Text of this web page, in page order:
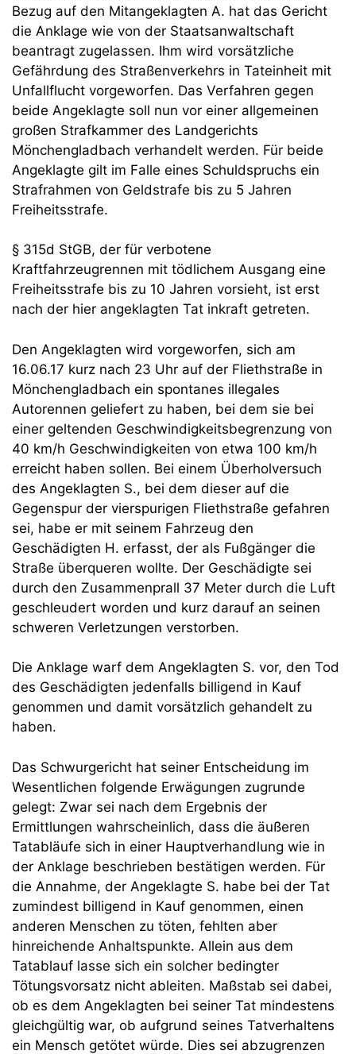
Bezug auf den Mitangeklagten A. hat das Gericht
die Anklage wie von der Staatsanwaltschaft
beantragt zugelassen. Ihm wird vorsätzliche
Gefährdung des Straßenverkehrs in Tateinheit mit
Unfallflucht vorgeworfen. Das Verfahren gegen
beide Angeklagte soll nun vor einer allgemeinen
großen Strafkammer des Landgerichts
Mönchengladbach verhandelt werden. Für beide
Angeklagte gilt im Falle eines Schuldspruchs ein
Strafrahmen von Geldstrafe bis zu 5 Jahren
Freiheitsstrafe.
§ 315d StGB, der für verbotene
Kraftfahrzeugrennen mit tödlichem Ausgang eine
Freiheitsstrafe bis zu 10 Jahren vorsieht, ist erst
nach der hier angeklagten Tat inkraft getreten.
Den Angeklagten wird vorgeworfen, sich am
16.06.17 kurz nach 23 Uhr auf der Fliethstraße in
Mönchengladbach ein spontanes illegales
Autorennen geliefert zu haben, bei dem sie bei
einer geltenden Geschwindigkeitsbegrenzung von
40 km/h Geschwindigkeiten von etwa 100 km/h
erreicht haben sollen. Bei einem Überholversuch
des Angeklagten S., bei dem dieser auf die
Gegenspur der vierspurigen Fliethstraße gefahren
sei, habe er mit seinem Fahrzeug den
Geschädigten H. erfasst, der als Fußgänger die
Straße überqueren wollte. Der Geschädigte sei
durch den Zusammenprall 37 Meter durch die Luft
geschleudert worden und kurz darauf an seinen
schweren Verletzungen verstorben.
Die Anklage warf dem Angeklagten S. vor, den Tod
des Geschädigten jedenfalls billigend in Kauf
genommen und damit vorsätzlich gehandelt zu
haben.
Das Schwurgericht hat seiner Entscheidung im
Wesentlichen folgende Erwägungen zugrunde
gelegt: Zwar sei nach dem Ergebnis der
Ermittlungen wahrscheinlich, dass die äußeren
Tatabläufe sich in einer Hauptverhandlung wie in
der Anklage beschrieben bestätigen werden. Für
die Annahme, der Angeklagte S. habe bei der Tat
zumindest billigend in Kauf genommen, einen
anderen Menschen zu töten, fehlten aber
hinreichende Anhaltspunkte. Allein aus dem
Tatablauf lasse sich ein solcher bedingter
Tötungsvorsatz nicht ableiten. Maßstab sei dabei,
ob es dem Angeklagten bei seiner Tat mindestens
gleichgültig war, ob aufgrund seines Tatverhaltens
ein Mensch getötet würde. Dies sei abzugrenzen